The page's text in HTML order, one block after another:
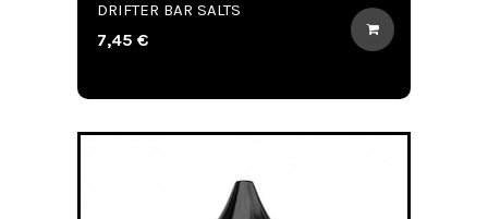
DRIFTER BAR SALTS
7,45 €